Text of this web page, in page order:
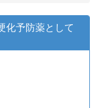
化予防薬として